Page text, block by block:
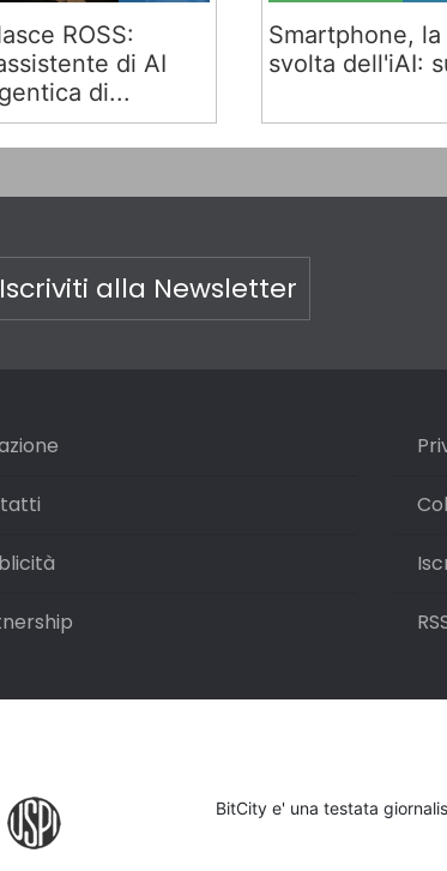
ROSS:
di AI
di...
Smartphone, la
svolta dell'iAI:
Iscriviti alla Newsletter
BitCity e' una testata